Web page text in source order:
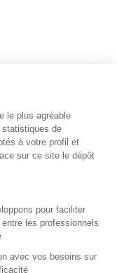
le plus agréable
statistiques de
à votre profil et
sur ce site le dépôt
pour faciliter
les professionnels
avec vos besoins sur